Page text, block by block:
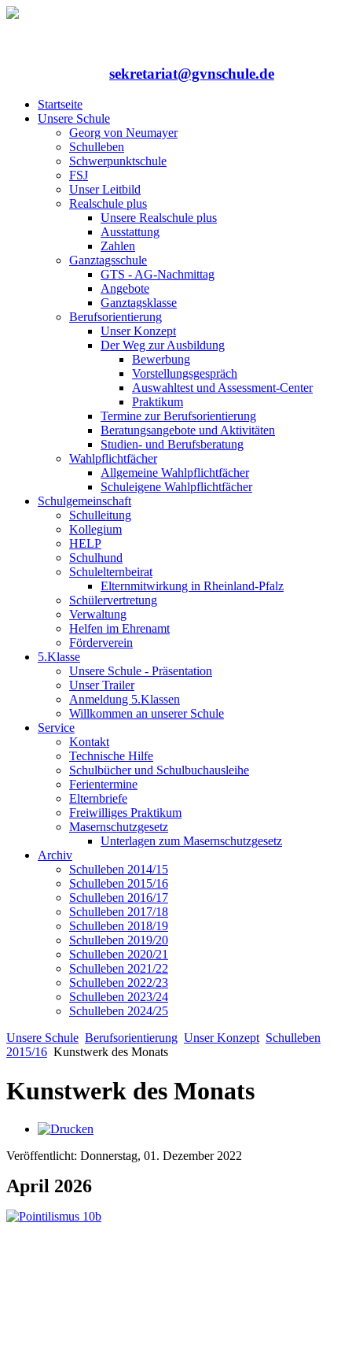
sekretariat@gvnschule.de
Startseite
Unsere Schule
Georg von Neumayer
Schulleben
Schwerpunktschule
FSJ
Unser Leitbild
Realschule plus
Unsere Realschule plus
Ausstattung
Zahlen
Ganztagsschule
GTS - AG-Nachmittag
Angebote
Ganztagsklasse
Berufsorientierung
Unser Konzept
Der Weg zur Ausbildung
Bewerbung
Vorstellungsgespräch
Auswahltest und Assessment-Center
Praktikum
Termine zur Berufsorientierung
Beratungsangebote und Aktivitäten
Studien- und Berufsberatung
Wahlpflichtfächer
Allgemeine Wahlpflichtfächer
Schuleigene Wahlpflichtfächer
Schulgemeinschaft
Schulleitung
Kollegium
HELP
Schulhund
Schulelternbeirat
Elternmitwirkung in Rheinland-Pfalz
Schülervertretung
Verwaltung
Helfen im Ehrenamt
Förderverein
5.Klasse
Unsere Schule - Präsentation
Unser Trailer
Anmeldung 5.Klassen
Willkommen an unserer Schule
Service
Kontakt
Technische Hilfe
Schulbücher und Schulbuchausleihe
Ferientermine
Elternbriefe
Freiwilliges Praktikum
Masernschutzgesetz
Unterlagen zum Masernschutzgesetz
Archiv
Schulleben 2014/15
Schulleben 2015/16
Schulleben 2016/17
Schulleben 2017/18
Schulleben 2018/19
Schulleben 2019/20
Schulleben 2020/21
Schulleben 2021/22
Schulleben 2022/23
Schulleben 2023/24
Schulleben 2024/25
Unsere Schule Berufsorientierung Unser Konzept Schulleben
2015/16 Kunstwerk des Monats
Kunstwerk des Monats
Veröffentlicht: Donnerstag, 01. Dezember 2022
April 2026